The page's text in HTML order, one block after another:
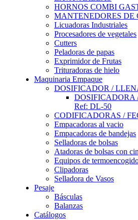
HORNOS COMBI
MANTENEDORES DE
Licuadoras Industriales
Procesadores de vegetales
Cutters
Peladoras de papas
Exprimidor de Frutas
Trituradoras de hielo
Maquinaria Empaque
DOSIFICADOR /
Ref: DL-50
CODIFICADORAS /
Empacadoras al vacio
Empacadoras de bandejas
Selladoras de bolsas
Atadoras de bolsas con
Equipos de
Clipadoras
Selladora de Vasos
Pesaje
Básculas
Balanzas
Catálogos